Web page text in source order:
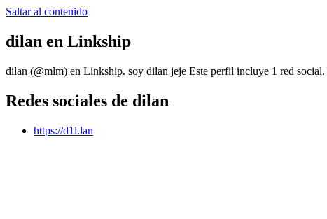
Saltar al contenido
dilan en Linkship
dilan (@mlm) en Linkship. soy dilan jeje Este perfil incluye 1 red social.
Redes sociales de dilan
https://d1l.lan